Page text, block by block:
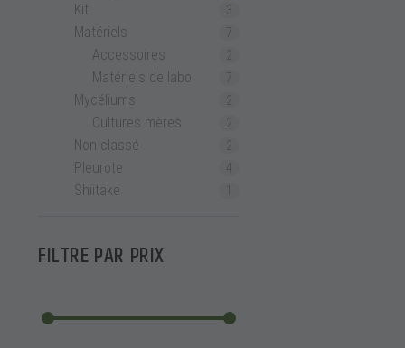
Kit 3
Matériels 7
Accessoires
Matériels de labo 7
Mycéliums
Cultures mères
Non classé
Pleurote
Shiitake
FILTRE PAR PRIX